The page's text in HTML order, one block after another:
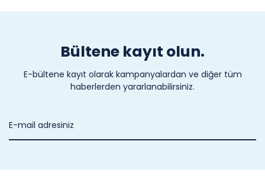
Bültene kayıt olun.
E-bültene kayıt olarak kampanyalardan ve diğer tüm
haberlerden yararlanabilirsiniz.